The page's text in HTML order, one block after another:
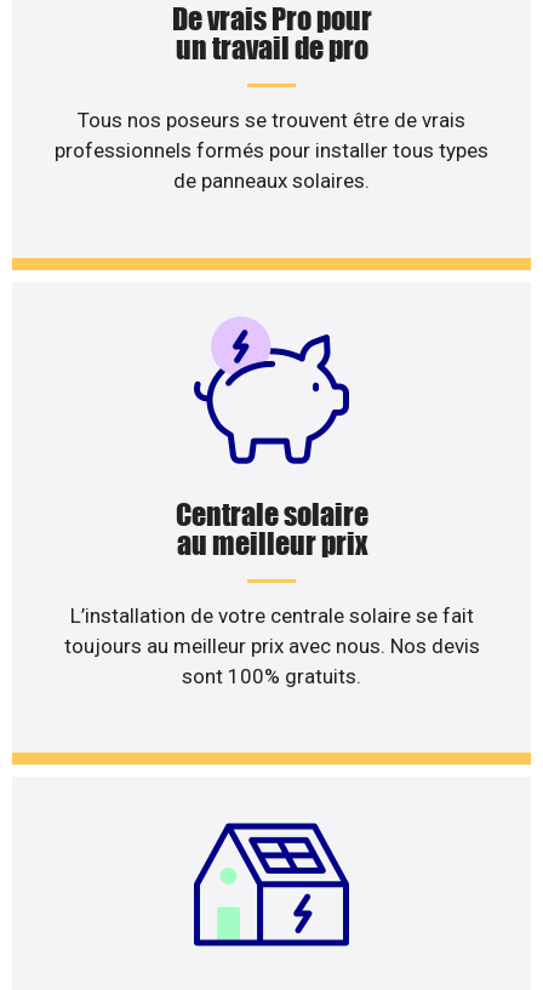
De vrais Pro pour
un travail de pro
Tous nos poseurs se trouvent être de vrais
professionnels formés pour installer tous types
de panneaux solaires.
Centrale solaire
au meilleur prix
L’installation de votre centrale solaire se fait
toujours au meilleur prix avec nous. Nos devis
sont 100% gratuits.